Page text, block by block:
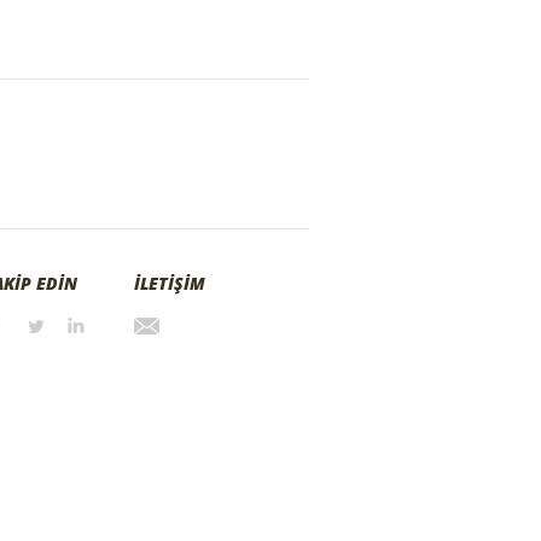
EDİN İLETİŞİM